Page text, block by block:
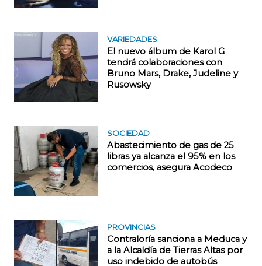
VARIEDADES
El nuevo álbum de Karol G
tendrá colaboraciones con
Bruno Mars, Drake, Judeline y
Rusowsky
SOCIEDAD
Abastecimiento de gas de 25
libras ya alcanza el 95% en los
comercios, asegura Acodeco
PROVINCIAS
Contraloría sanciona a Meduca y
a la Alcaldía de Tierras Altas por
uso indebido de autobús